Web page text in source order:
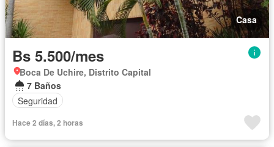
Casa
Bs 5.500/mes
Boca De Uchire, Distrito Capital
7 Baños
Seguridad
Hace 2 días, 2 horas